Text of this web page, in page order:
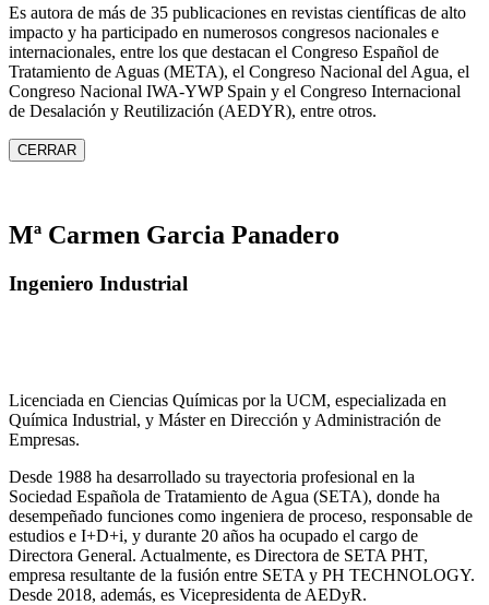
Es autora de más de 35 publicaciones en revistas científicas de alto
impacto y ha participado en numerosos congresos nacionales e
internacionales, entre los que destacan el Congreso Español de
Tratamiento de Aguas (META), el Congreso Nacional del Agua, el
Congreso Nacional IWA‑YWP Spain y el Congreso Internacional
de Desalación y Reutilización (AEDYR), entre otros.
CERRAR
Mª Carmen Garcia Panadero
Ingeniero Industrial
Licenciada en Ciencias Químicas por la UCM, especializada en
Química Industrial, y Máster en Dirección y Administración de
Empresas.
Desde 1988 ha desarrollado su trayectoria profesional en la
Sociedad Española de Tratamiento de Agua (SETA), donde ha
desempeñado funciones como ingeniera de proceso, responsable de
estudios e I+D+i, y durante 20 años ha ocupado el cargo de
Directora General. Actualmente, es Directora de SETA PHT,
empresa resultante de la fusión entre SETA y PH TECHNOLOGY.
Desde 2018, además, es Vicepresidenta de AEDyR.